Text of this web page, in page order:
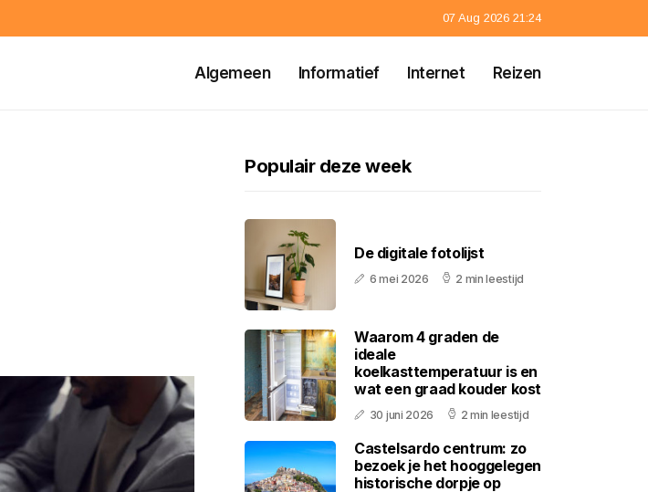
07 Aug 2026 21:24
Algemeen Informatief Internet Reizen
Populair deze week
De digitale fotolijst
6 mei 2026 2 min leestijd
Waarom 4 graden de
ideale
koelkasttemperatuur is en
wat een graad kouder kost
30 juni 2026 2 min leestijd
Castelsardo centrum: zo
bezoek je het hooggelegen
historische dorpje op